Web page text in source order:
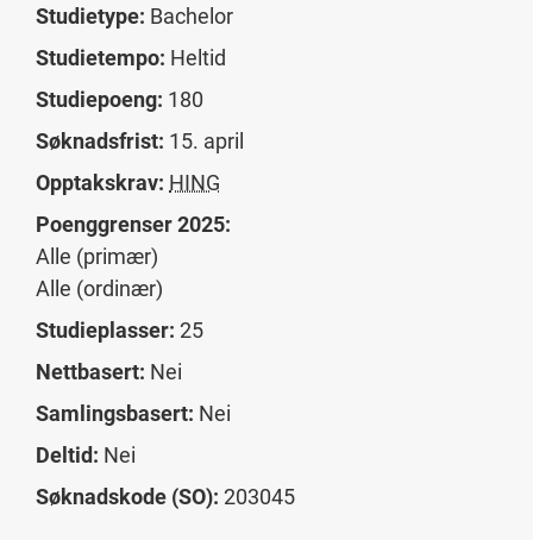
Studietype: Bachelor
Studietempo: Heltid
Studiepoeng: 180
Søknadsfrist: 15. april
Opptakskrav: HING
Poenggrenser 2025:
Alle (primær)
Alle (ordinær)
Studieplasser: 25
Nettbasert: Nei
Samlingsbasert: Nei
Deltid: Nei
Søknadskode (SO): 203045